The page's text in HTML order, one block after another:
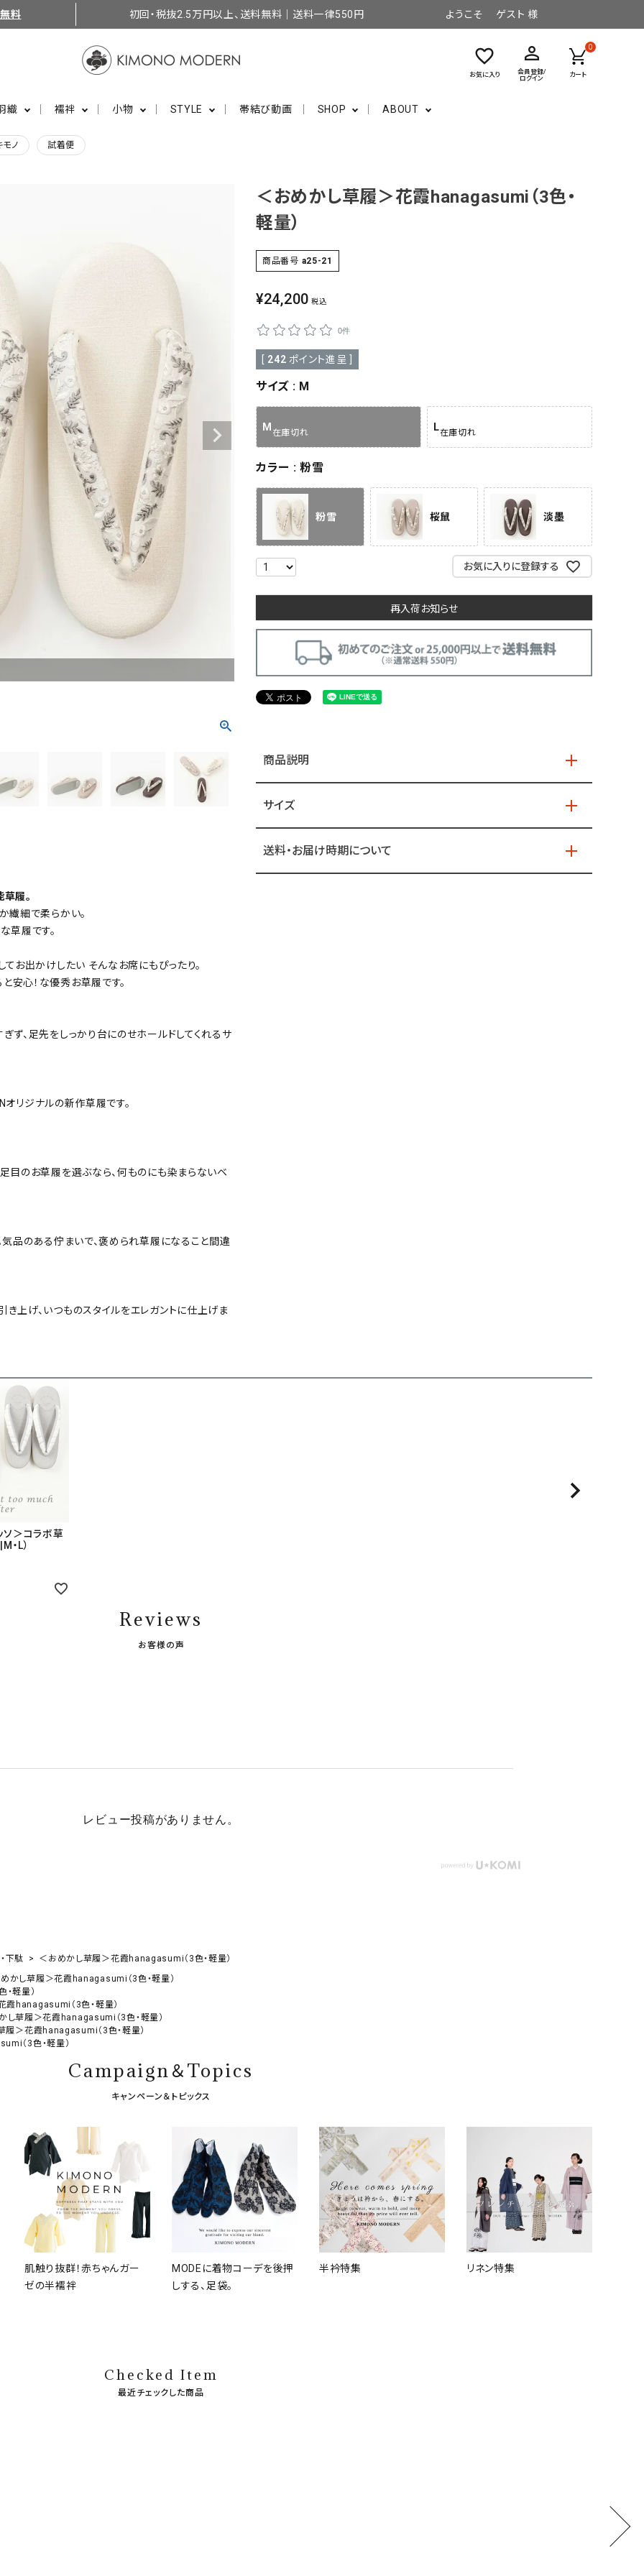
料 初回・税抜2.5万円以上、送料無料｜送料一律550円 ようこそ ゲスト 様
favorite_border
お気に入り
perm_identity
会員登録/
ログイン
0
カート
織 襦袢 小物 STYLE 帯結び動画 SHOP ABOUT
モノ 試着便
履。
繊細で柔らかい。
草履です。
お出かけしたい そんなお席にもぴったり。
心！な優秀お草履です。
ず、足先をしっかり台にのせホールドしてくれるサ
リジナルの新作草履です。
目のお草履を選ぶなら、何ものにも染まらないベ
気品のある佇まいで、褒められ草履になること間違
上げ、いつものスタイルをエレガントに仕上げま
＜おめかし草履＞花霞hanagasumi（3色・
軽量）
商品番号 a25-21
¥24,200 税込
0件
242 ポイント進呈 ]
サイズ M
M 在庫切れ L在庫切れ
カラー 粉雪
粉雪 桜鼠 淡墨
お気に入りに登録する
再入荷お知らせ
商品説明
サイズ
送料・お届け時期について
ソ＞コラボ草
・L）
Reviews
お客様の声
レビュー投稿がありません。
下駄
＜おめかし草履＞花霞hanagasumi（3色・軽量）
かし草履＞花霞hanagasumi（3色・軽量）
軽量）
hanagasumi（3色・軽量）
し草履＞花霞hanagasumi（3色・軽量）
履＞花霞hanagasumi（3色・軽量）
（3色・軽量）
Campaign＆Topics
キャンペーン＆トピックス
肌触り抜群！赤ちゃんガー
ゼの半襦袢
MODEに着物コーデを後押
しする、足袋。
半衿特集 リネン特集
Checked Item
最近チェックした商品